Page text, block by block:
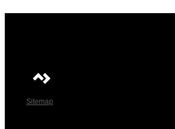
Sitemap